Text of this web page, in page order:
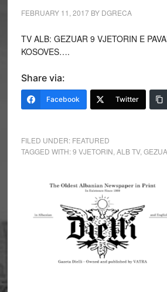
FEBRUARY 11, 2017BY DGRECA
TV ALB: GEZUAR 9 VJETORIN E
KOSOVES….
Share via:
Facebook Twitter
FILED UNDER: FEATURED
TAGGED WITH:9 VJETORIN ALB TV,